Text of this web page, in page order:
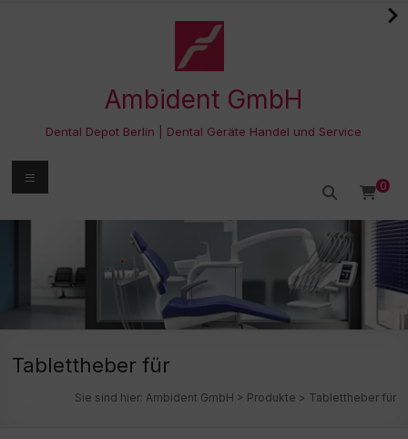
Ambident GmbH
Dental Depot Berlin | Dental Geräte Handel und Service
0
Menü
Tablettheber für
Sie sind hier: Ambident GmbH > Produkte > Tablettheber für